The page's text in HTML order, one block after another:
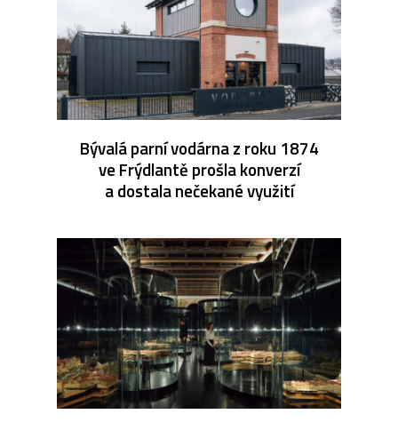
Bývalá parní vodárna z roku 1874
ve Frýdlantě prošla konverzí
a dostala nečekané využití